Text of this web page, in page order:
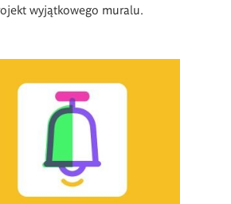
wyjątkowego muralu.